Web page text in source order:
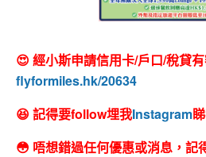
😍 經小斯申請信用卡/戶口/稅貸
flyformiles.hk/20634
😆 記得要follow埋我Instagram
😳 唔想錯過任何優惠或消息，記